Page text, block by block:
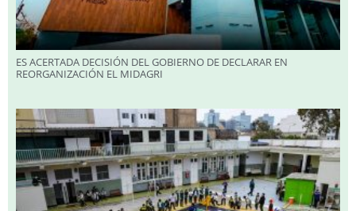
ES ACERTADA DECISIÓN DEL GOBIERNO DE DECLARAR EN
REORGANIZACIÓN EL MIDAGRI